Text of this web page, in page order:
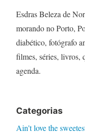
Esdras Beleza de
morando no Porto,
diabético, fotógrafo
filmes, séries, livros,
agenda.
Categorias
Ain't love the